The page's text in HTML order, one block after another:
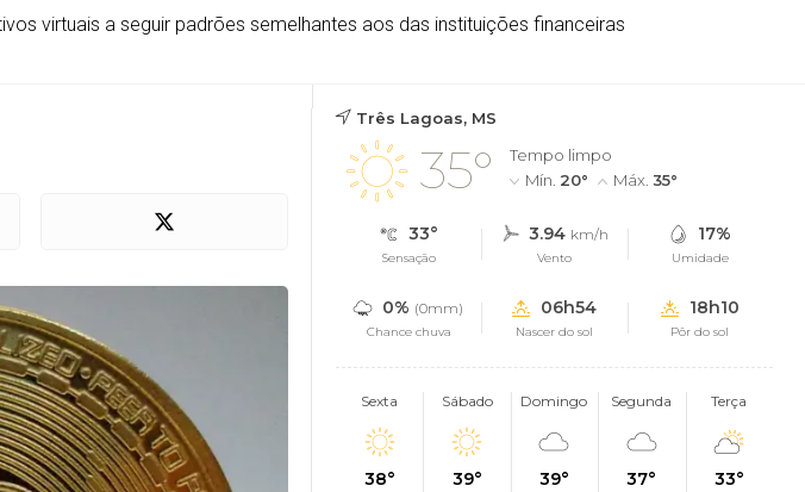
virtuais a seguir padrões semelhantes aos das instituições financeiras
Três Lagoas, MS
35°
Tempo limpo
Mín. 20° Máx. 35°
33°
Sensação
3.94 km/h
Vento
17%
Umidade
0% (0mm)
Chance chuva
06h54
Nascer do sol
18h10
Pôr do sol
Sexta
38°
Sábado
39°
Domingo
39°
Segunda
37°
Terça
33°